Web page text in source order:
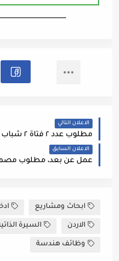
الاعلان التالي
مطلوب عدد ٢ فتاة ٢ شباب للعمل لدى شركة اتصالات كبرى
الاعلان السابق
ابحاث ومشاريع
الاردن السيرة
وظائف هندسة